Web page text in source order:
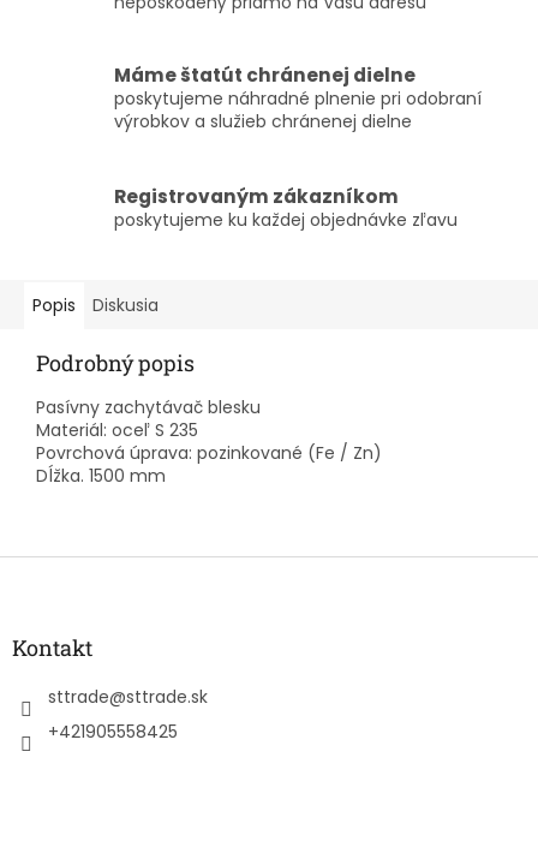
Máme štatút chránenej dielne
poskytujeme náhradné plnenie pri odobraní
výrobkov a služieb chránenej dielne
Registrovaným zákazníkom
poskytujeme ku každej objednávke zľavu
Popis Diskusia
Podrobný popis
Pasívny zachytávač blesku
Materiál: oceľ S 235
Povrchová úprava: pozinkované (Fe / Zn)
Dĺžka. 1500 mm
Z
Kontakt
sttrade@sttrade.sk
+421905558425